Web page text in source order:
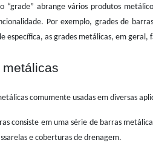
abrange vários produtos
Por exemplo, grades de
específica, as grades metálicas, em
comumente usadas em diversas
consiste em uma série de barras
e coberturas de drenagem.